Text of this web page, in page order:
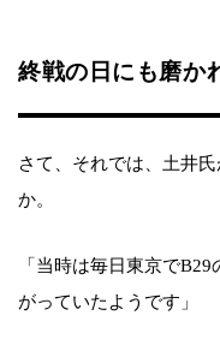
終戦の日にも磨か
さて、それでは、土井
か。
「当時は毎日東京で
がっていたようです」